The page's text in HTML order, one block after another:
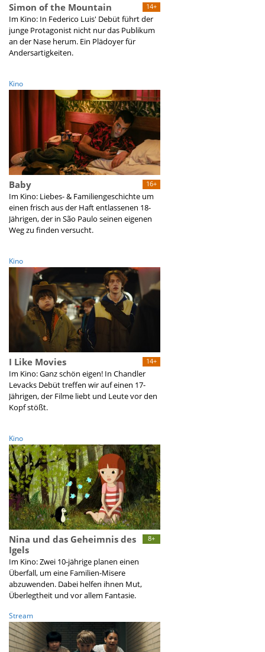
14+
Simon of the Mountain
Im Kino: In Federico Luis' Debüt führt der
junge Protagonist nicht nur das Publikum
an der Nase herum. Ein Plädoyer für
Andersartigkeiten.
Kino
16+
Baby
Im Kino: Liebes- & Familiengeschichte um
einen frisch aus der Haft entlassenen 18-
Jährigen, der in São Paulo seinen eigenen
Weg zu finden versucht.
Kino
14+
I Like Movies
Im Kino: Ganz schön eigen! In Chandler
Levacks Debüt treffen wir auf einen 17-
Jährigen, der Filme liebt und Leute vor den
Kopf stößt.
Kino
8+
Nina und das Geheimnis des
Igels
Im Kino: Zwei 10-jährige planen einen
Überfall, um eine Familien-Misere
abzuwenden. Dabei helfen ihnen Mut,
Überlegtheit und vor allem Fantasie.
Stream